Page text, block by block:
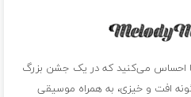
احساس می‌کنید که در یک جشن بزرگ
افت و خیزی، به همراه موسیقی